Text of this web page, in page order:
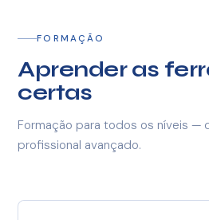
FORMAÇÃO
Aprender as
certas
Formação para todos os níveis —
profissional avançado.